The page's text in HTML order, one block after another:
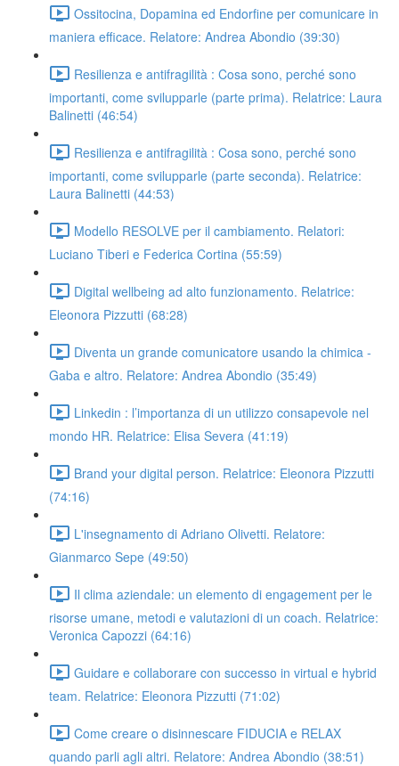
Ossitocina, Dopamina ed Endorfine per comunicare in
maniera efficace. Relatore: Andrea Abondio (39:30)
Resilienza e antifragilità : Cosa sono, perché sono
importanti, come svilupparle (parte prima). Relatrice: Laura
Balinetti (46:54)
Resilienza e antifragilità : Cosa sono, perché sono
importanti, come svilupparle (parte seconda). Relatrice:
Laura Balinetti (44:53)
Modello RESOLVE per il cambiamento. Relatori:
Luciano Tiberi e Federica Cortina (55:59)
Digital wellbeing ad alto funzionamento. Relatrice:
Eleonora Pizzutti (68:28)
Diventa un grande comunicatore usando la chimica -
Gaba e altro. Relatore: Andrea Abondio (35:49)
Linkedin : l’importanza di un utilizzo consapevole nel
mondo HR. Relatrice: Elisa Severa (41:19)
Brand your digital person. Relatrice: Eleonora Pizzutti
(74:16)
L'insegnamento di Adriano Olivetti. Relatore:
Gianmarco Sepe (49:50)
Il clima aziendale: un elemento di engagement per le
risorse umane, metodi e valutazioni di un coach. Relatrice:
Veronica Capozzi (64:16)
Guidare e collaborare con successo in virtual e hybrid
team. Relatrice: Eleonora Pizzutti (71:02)
Come creare o disinnescare FIDUCIA e RELAX
quando parli agli altri. Relatore: Andrea Abondio (38:51)